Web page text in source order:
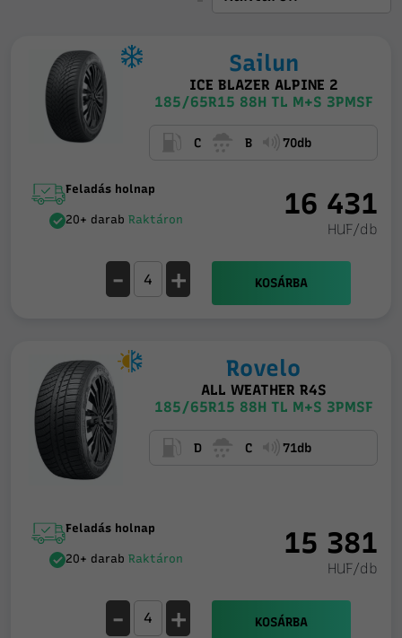
Sailun
ICE BLAZER ALPINE 2
185/65R15 88H TL M+S 3PMSF
C B 70db
Feladás holnap
20+ darabRaktáron 16 431
HUF/db
- + KOSÁRBA
Rovelo
ALL WEATHER R4S
185/65R15 88H TL M+S 3PMSF
D C 71db
Feladás holnap
20+ darabRaktáron 15 381
HUF/db
- + KOSÁRBA